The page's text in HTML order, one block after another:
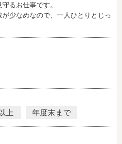
るお仕事です。
少なめなので、一人ひとりとじっ
上 年度末まで